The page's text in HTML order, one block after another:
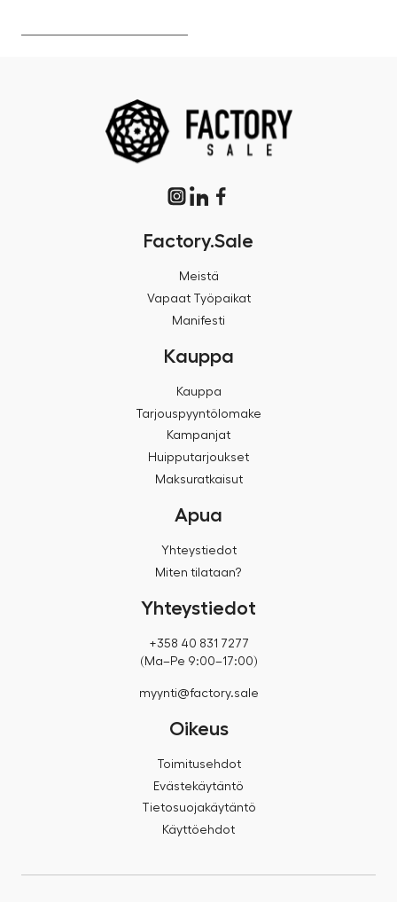
Factory.Sale
Meistä
Vapaat Työpaikat
Manifesti
Kauppa
Kauppa
Tarjouspyyntölomake
Kampanjat
Huipputarjoukset
Maksuratkaisut
Apua
Yhteystiedot
Miten tilataan?
Yhteystiedot
+358 40 831 7277
(Ma–Pe 9:00–17:00)
myynti@factory.sale
Oikeus
Toimitusehdot
Evästekäytäntö
Tietosuojakäytäntö
Käyttöehdot